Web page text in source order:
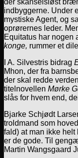
indbyggerne. Under
mystiske Agent, og
oprørernes leder.
Equitatus har nogen
konge, rummer et
I A. Silvestris bidrag
Mhon, der fra
der skal redde
titelnovellen Mørke
slås for hvem end,
Bjarke Schjødt
troldmand som
fald) at man ikke helt
er de gode. Til
Martin Wangsgaard